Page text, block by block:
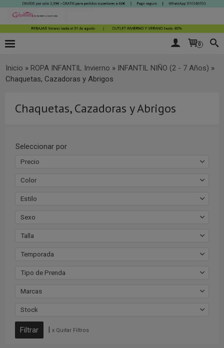
0
Inicio » ROPA INFANTIL Invierno » INFANTIL NIÑO (2 - 7 Años) »
Chaquetas, Cazadoras y Abrigos
Chaquetas, Cazadoras y Abrigos
Seleccionar por
Precio
Color
Estilo
Sexo
Talla
Temporada
Tipo de Prenda
Marcas
Stock
| x Quitar Filtros